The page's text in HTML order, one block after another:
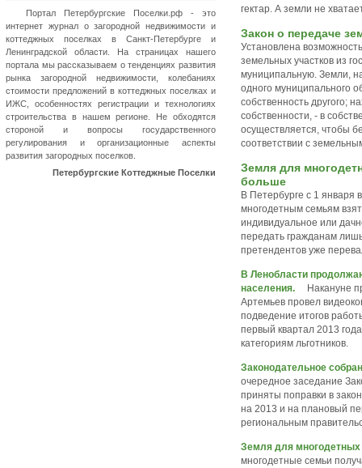
гектар. А земли не
Закон о передаче
Установлена
земельных участков из
муниципальную. Земли,
одного муниципального
собственность другого;
собственности, - в
осуществляется, чтобы
соответствии с
Земля для
больше
В Петербурге с 1 января
многодетным семьям
индивидуальное или
передать гражданам лишь
претендентов уже
В Ленобласти
населения.
Накануне
Артемьев провел
подведение итогов
первый квартал 2013
категориям льготников.
Законодательное
очередное заседание
приняты поправки в
на 2013 и на плановый
региональным
Земля для многодетных
многодетные семьи
Портал Петербургские Поселки.рф - это
интернет журнал о загородной недвижимости и
коттеджных поселках в Санкт-Петербурге и
Ленинградской области. На страницах нашего
портала мы рассказываем о тенденциях развития
рынка загородной недвижимости, колебаниях
стоимости предложений в коттеджных поселках и
ИЖС, особенностях регистрации и технологиях
строительства в нашем регионе. Не обходятся
стороной и вопросы государственного
регулирования и организационные аспекты
развития загородных поселков.
Петербургские Коттеджные Поселки